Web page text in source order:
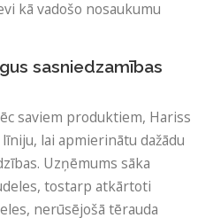
kā vadošo nosaukumu
sasniedzamības
saviem produktiem, Hariss
lai apmierinātu dažādu
Uzņēmums sāka
tostarp atkārtoti
nerūsējošā tērauda